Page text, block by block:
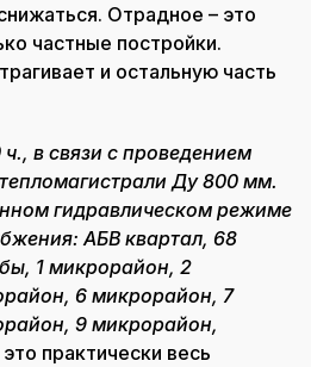
Отрадное – это
частные постройки.
и остальную часть
в связи с проведением
Ду 800 мм.
гидравлическом режиме
АБВ квартал, 68
1 микрорайон, 2
6 микрорайон, 7
9 микрорайон,
практически весь